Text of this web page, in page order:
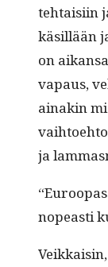
tehtaisi­in
käsil­lään
on
vapaus,
ainakin
ja
nopeasti